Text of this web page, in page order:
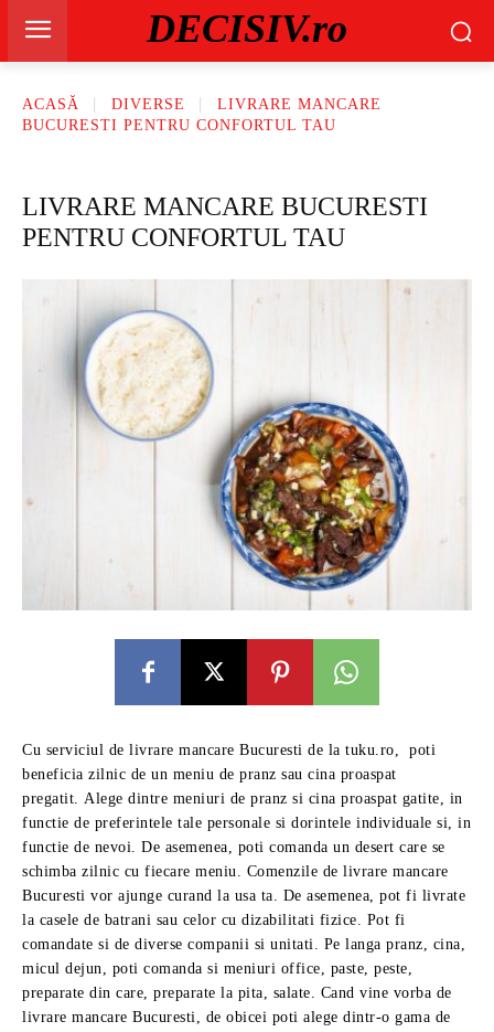
DECISIV.ro
ACASĂ DIVERSE
LIVRARE MANCARE
BUCURESTI PENTRU CONFORTUL TAU
LIVRARE MANCARE BUCURESTI
PENTRU CONFORTUL TAU
Cu serviciul de livrare mancare Bucuresti de la tuku.ro, poti
beneficia zilnic de un meniu de pranz sau cina proaspat
pregatit. Alege dintre meniuri de pranz si cina proaspat gatite, in
functie de preferintele tale personale si dorintele individuale si, in
functie de nevoi. De asemenea, poti comanda un desert care se
schimba zilnic cu fiecare meniu. Comenzile de livrare mancare
Bucuresti vor ajunge curand la usa ta. De asemenea, pot fi livrate
la casele de batrani sau celor cu dizabilitati fizice. Pot fi
comandate si de diverse companii si unitati. Pe langa pranz, cina,
micul dejun, poti comanda si meniuri office, paste, peste,
preparate din care, preparate la pita, salate. Cand vine vorba de
livrare mancare Bucuresti, de obicei poti alege dintr-o gama de